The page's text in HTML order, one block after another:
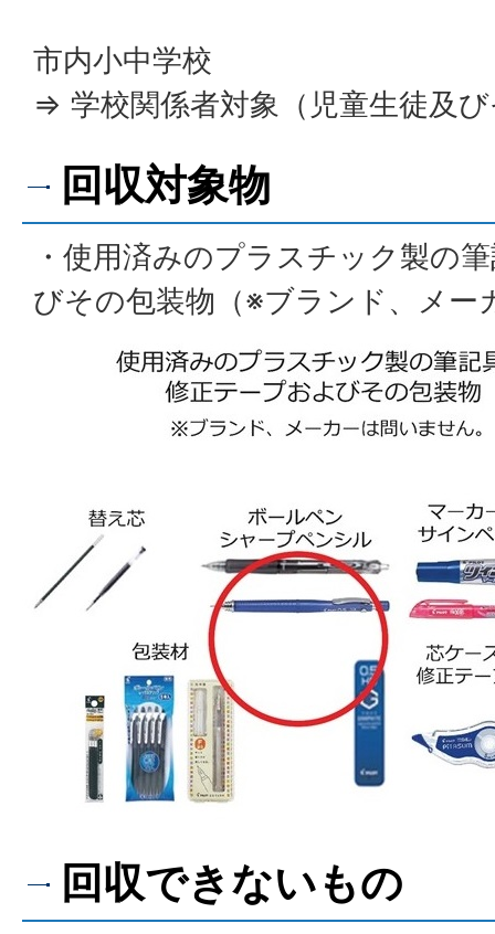
市内小中学校
⇒ 学校関係者対象（児童生徒及
回収対象物
・使用済みのプラスチック製の
びその包装物（※ブランド、メー
回収できないもの